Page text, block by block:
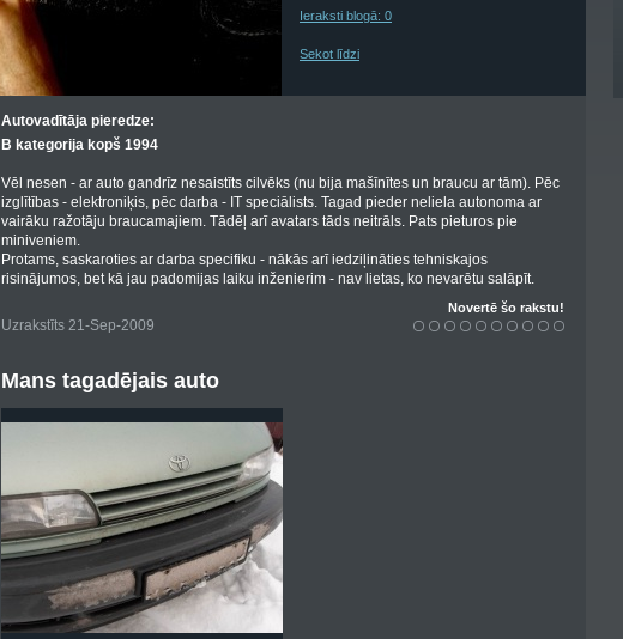
Ieraksti blogā: 0
Sekot līdzi
Autovadītāja pieredze:
B kategorija kopš 1994
Vēl nesen - ar auto gandrīz nesaistīts cilvēks (nu bija mašīnītes un braucu ar tām). Pēc
izglītības - elektroniķis, pēc darba - IT speciālists. Tagad pieder neliela autonoma ar
vairāku ražotāju braucamajiem. Tādēļ arī avatars tāds neitrāls. Pats pieturos pie
miniveniem.
Protams, saskaroties ar darba specifiku - nākās arī iedziļināties tehniskajos
risinājumos, bet kā jau padomijas laiku inženierim - nav lietas, ko nevarētu salāpīt.
Novertē šo rakstu!
Uzrakstīts 21-Sep-2009
Mans tagadējais auto